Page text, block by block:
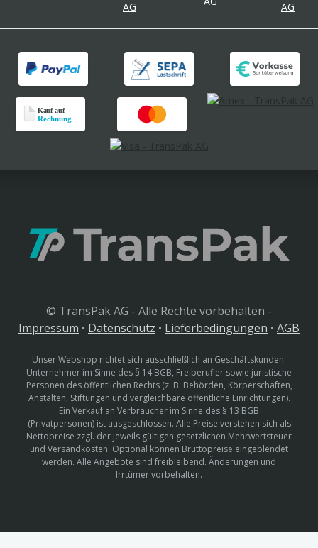
© TransPak AG - Alle Rechte vorbehalten -
Impressum • Datenschutz • Lieferbedingungen • AGB
Unser Webshop richtet sich ausschließlich an Geschäftskunden:
Unternehmer im Sinne des § 14 BGB, Freiberufler sowie juristische
Personen des öffentlichen Rechts (z. B. Behörden, Körperschaften,
Anstalten, Stiftungen und vergleichbare öffentliche Einrichtungen).
Ein Verkauf an Verbraucher im Sinne des § 13 BGB
(Privatpersonen) ist ausgeschlossen. Alle Preise verstehen sich als
Nettopreise zzgl. der jeweils gültigen gesetzlichen Mehrwertsteuer
und Versandkosten. Optional können Bruttopreise eingeblendet
werden. Alle Angebote sind freibleibend. Änderungen und
Irrtümer vorbehalten.